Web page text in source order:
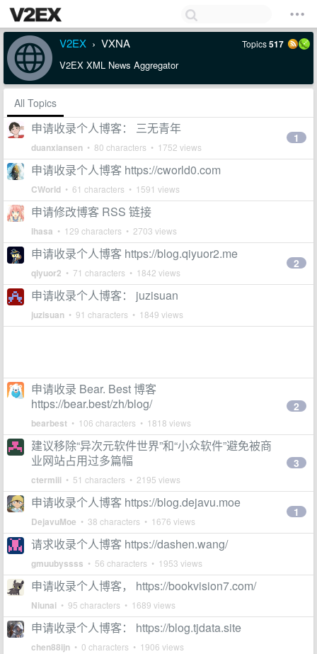
V2EX › VXNA Topics517
V2EX XML News Aggregator
All Topics
申请收录个人博客： 三无青年
duanxiansen • 80 characters • 1752 views
1
申请收录个人博客 https://cworld0.com
CWorld • 61 characters • 1591 views
申请修改博客 RSS 链接
lhasa • 129 characters • 2703 views
申请收录个人博客 https://blog.qiyuor2.me
qiyuor2 • 71 characters • 1842 views
2
申请收录个人博客： juzisuan
juzisuan • 91 characters • 1849 views
申请收录 Bear. Best 博客
https://bear.best/zh/blog/
bearbest • 106 characters • 1818 views
2
建议移除“异次元软件世界”和“小众软件”避免被商
业网站占用过多篇幅
ctermiii • 51 characters • 2195 views
3
申请收录个人博客 https://blog.dejavu.moe
DejavuMoe • 38 characters • 1676 views
1
请求收录个人博客 https://dashen.wang/
gmuubyssss • 56 characters • 1953 views
申请收录个人博客， https://bookvision7.com/
Niunai • 95 characters • 1689 views
申请收录个人博客： https://blog.tjdata.site
chen88ijn • 0 characters • 1906 views